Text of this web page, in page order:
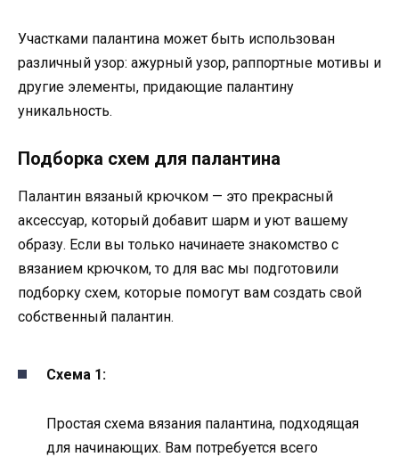
Участками палантина может быть использован
различный узор: ажурный узор, раппортные мотивы и
другие элементы, придающие палантину
уникальность.
Подборка схем для палантина
Палантин вязаный крючком — это прекрасный
аксессуар, который добавит шарм и уют вашему
образу. Если вы только начинаете знакомство с
вязанием крючком, то для вас мы подготовили
подборку схем, которые помогут вам создать свой
собственный палантин.
Схема 1:
Простая схема вязания палантина, подходящая
для начинающих. Вам потребуется всего